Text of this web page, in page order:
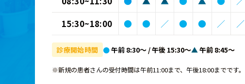
15:30~18:00
● ● ／ ● ● ／ ／
診療開始時間 ●午前 8:30～ / 午後 15:30～▲ 午前 8:45～
※新規の患者さんの受付時間は午前11:00まで、午後18:00までです。